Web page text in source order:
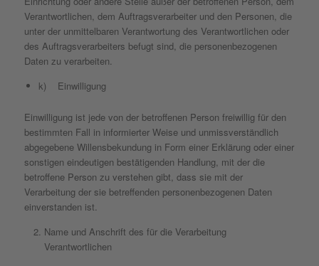
Verantwortlichen, dem Auftragsverarbeiter und den Personen, die
unter der unmittelbaren Verantwortung des Verantwortlichen oder
des Auftragsverarbeiters befugt sind, die personenbezogenen
Daten zu verarbeiten.
k) Einwilligung
Einwilligung ist jede von der betroffenen Person freiwillig für den
bestimmten Fall in informierter Weise und unmissverständlich
abgegebene Willensbekundung in Form einer Erklärung oder einer
sonstigen eindeutigen bestätigenden Handlung, mit der die
betroffene Person zu verstehen gibt, dass sie mit der
Verarbeitung der sie betreffenden personenbezogenen Daten
einverstanden ist.
Name und Anschrift des für die Verarbeitung
Verantwortlichen